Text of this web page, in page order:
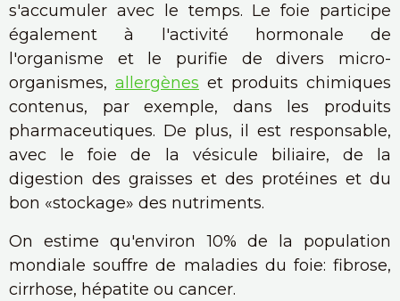
s'accumuler avec le temps. Le foie participe
également à l'activité hormonale de
l'organisme et le purifie de divers micro-
organismes, allergènes et produits chimiques
contenus, par exemple, dans les produits
pharmaceutiques. De plus, il est responsable,
avec le foie de la vésicule biliaire, de la
digestion des graisses et des protéines et du
bon «stockage» des nutriments.
On estime qu'environ 10% de la population
mondiale souffre de maladies du foie: fibrose,
cirrhose, hépatite ou cancer.